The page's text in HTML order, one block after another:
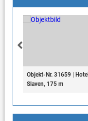
Objekt-Nr. 31659 | Hotel
Slaven, 175 m